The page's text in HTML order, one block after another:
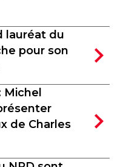
lauréat du
pour son
Michel
de Charles